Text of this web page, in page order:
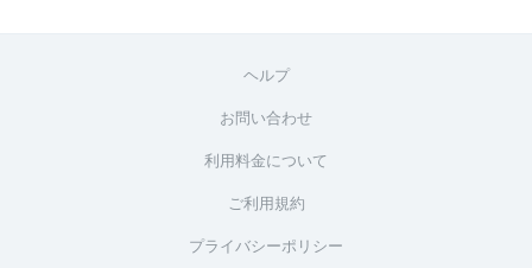
ヘルプ
お問い合わせ
利用料金について
ご利用規約
プライバシーポリシー